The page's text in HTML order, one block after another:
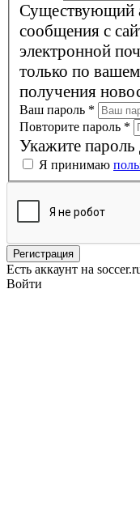
Существующий
сообщения с
электронной
только по
получения
Ваш пароль *
Повторите пароль *
Укажите пароль
Я принимаю
Есть аккаунт на
Войти